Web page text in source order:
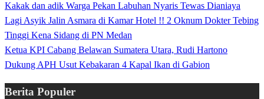
Kakak dan adik Warga Pekan Labuhan Nyaris Tewas Dianiaya
Lagi Asyik Jalin Asmara di Kamar Hotel !! 2 Oknum Dokter Tebing
Tinggi Kena Sidang di PN Medan
Ketua KPI Cabang Belawan Sumatera Utara, Rudi Hartono
Dukung APH Usut Kebakaran 4 Kapal Ikan di Gabion
Berita Populer